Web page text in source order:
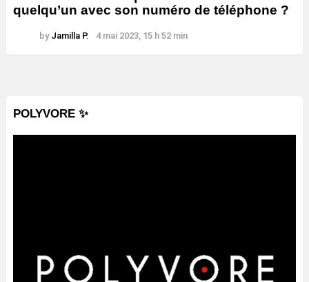
quelqu’un avec son numéro de téléphone ?
by Jamilla P. 4 mai 2023, 15 h 52 min
POLYVORE ✨